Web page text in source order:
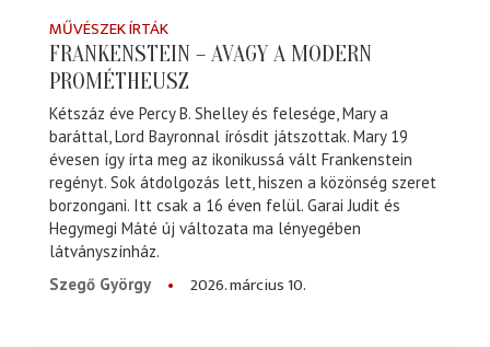
MŰVÉSZEK ÍRTÁK
FRANKENSTEIN – AVAGY A MODERN
PROMÉTHEUSZ
Kétszáz éve Percy B. Shelley és felesége, Mary a
baráttal, Lord Bayronnal írósdit játszottak. Mary 19
évesen így írta meg az ikonikussá vált Frankenstein
regényt. Sok átdolgozás lett, hiszen a közönség szeret
borzongani. Itt csak a 16 éven felül. Garai Judit és
Hegymegi Máté új változata ma lényegében
látványszínház.
Szegő György
2026. március 10.